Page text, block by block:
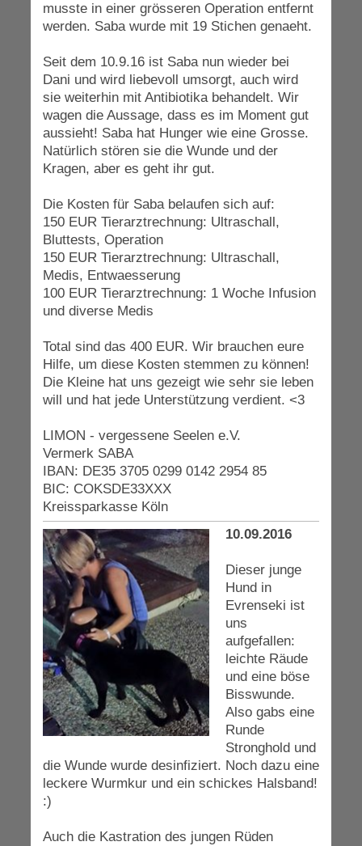
musste in einer grösseren Operation entfernt
werden. Saba wurde mit 19 Stichen genaeht.
Seit dem 10.9.16 ist Saba nun wieder bei
Dani und wird liebevoll umsorgt, auch wird
sie weiterhin mit Antibiotika behandelt. Wir
wagen die Aussage, dass es im Moment gut
aussieht! Saba hat Hunger wie eine Grosse.
Natürlich stören sie die Wunde und der
Kragen, aber es geht ihr gut.
Die Kosten für Saba belaufen sich auf:
150 EUR Tierarztrechnung: Ultraschall,
Bluttests, Operation
150 EUR Tierarztrechnung: Ultraschall,
Medis, Entwaesserung
100 EUR Tierarztrechnung: 1 Woche Infusion
und diverse Medis
Total sind das 400 EUR. Wir brauchen eure
Hilfe, um diese Kosten stemmen zu können!
Die Kleine hat uns gezeigt wie sehr sie leben
will und hat jede Unterstützung verdient. <3
LIMON - vergessene Seelen e.V.
Vermerk SABA
IBAN: DE35 3705 0299 0142 2954 85
BIC: COKSDE33XXX
Kreissparkasse Köln
10.09.2016
Dieser junge
Hund in
Evrenseki ist
uns
aufgefallen:
leichte Räude
und eine böse
Bisswunde.
Also gabs eine
Runde
Stronghold und
die Wunde wurde desinfiziert. Noch dazu eine
leckere Wurmkur und ein schickes Halsband!
:)
Auch die Kastration des jungen Rüden